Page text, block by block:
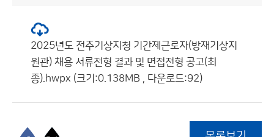
2025년도 전주기상지청 기간제근로자(방재기상지
원관) 채용 서류전형 결과 및 면접전형 공고(최
종).hwpx (크기:0.138MB , 다운로드:92)